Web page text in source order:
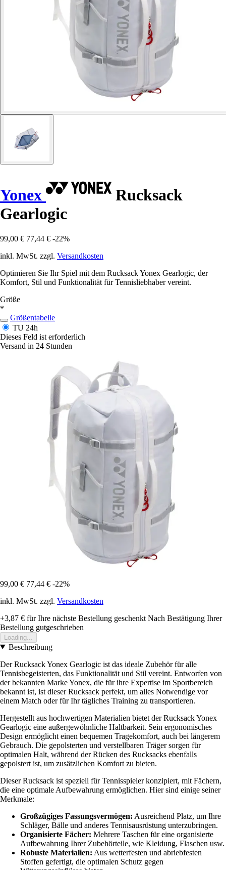
Yonex
Rucksack
Gearlogic
99,00 € 77,44 € -22%
inkl. MwSt. zzgl. Versandkosten
Optimieren Sie Ihr Spiel mit dem Rucksack Yonex Gearlogic, der
Komfort, Stil und Funktionalität für Tennisliebhaber vereint.
Größe
*
Größentabelle
TU 24h
Dieses Feld ist erforderlich
Versand in 24 Stunden
99,00 € 77,44 € -22%
inkl. MwSt. zzgl. Versandkosten
+3,87 € für Ihre nächste Bestellung geschenkt Nach Bestätigung Ihrer
Bestellung gutgeschrieben
Loading...
Beschreibung
Der Rucksack Yonex Gearlogic ist das ideale Zubehör für alle
Tennisbegeisterten, das Funktionalität und Stil vereint. Entworfen von
der bekannten Marke Yonex, die für ihre Expertise im Sportbereich
bekannt ist, ist dieser Rucksack perfekt, um alles Notwendige vor
einem Match oder für Ihr tägliches Training zu transportieren.
Hergestellt aus hochwertigen Materialien bietet der Rucksack Yonex
Gearlogic eine außergewöhnliche Haltbarkeit. Sein ergonomisches
Design ermöglicht einen bequemen Tragekomfort, auch bei längerem
Gebrauch. Die gepolsterten und verstellbaren Träger sorgen für
optimalen Halt, während der Rücken des Rucksacks ebenfalls
gepolstert ist, um zusätzlichen Komfort zu bieten.
Dieser Rucksack ist speziell für Tennisspieler konzipiert, mit Fächern,
die eine optimale Aufbewahrung ermöglichen. Hier sind einige seiner
Merkmale:
Großzügiges Fassungsvermögen: Ausreichend Platz, um Ihre
Schläger, Bälle und anderes Tennisausrüstung unterzubringen.
Organisierte Fächer: Mehrere Taschen für eine organisierte
Aufbewahrung Ihrer Zubehörteile, wie Kleidung, Flaschen usw.
Robuste Materialien: Aus wetterfesten und abriebfesten
Stoffen gefertigt, die optimalen Schutz gegen